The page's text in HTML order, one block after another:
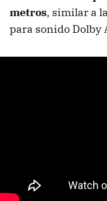
metros, similar a
para sonido Dolby